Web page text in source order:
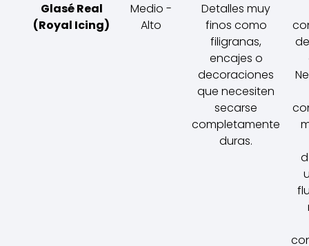
Glasé Real
(Royal Icing)
Medio -
Alto
Detalles muy
finos como
filigranas,
encajes o
decoraciones
que necesiten
secarse
completamente
duras.